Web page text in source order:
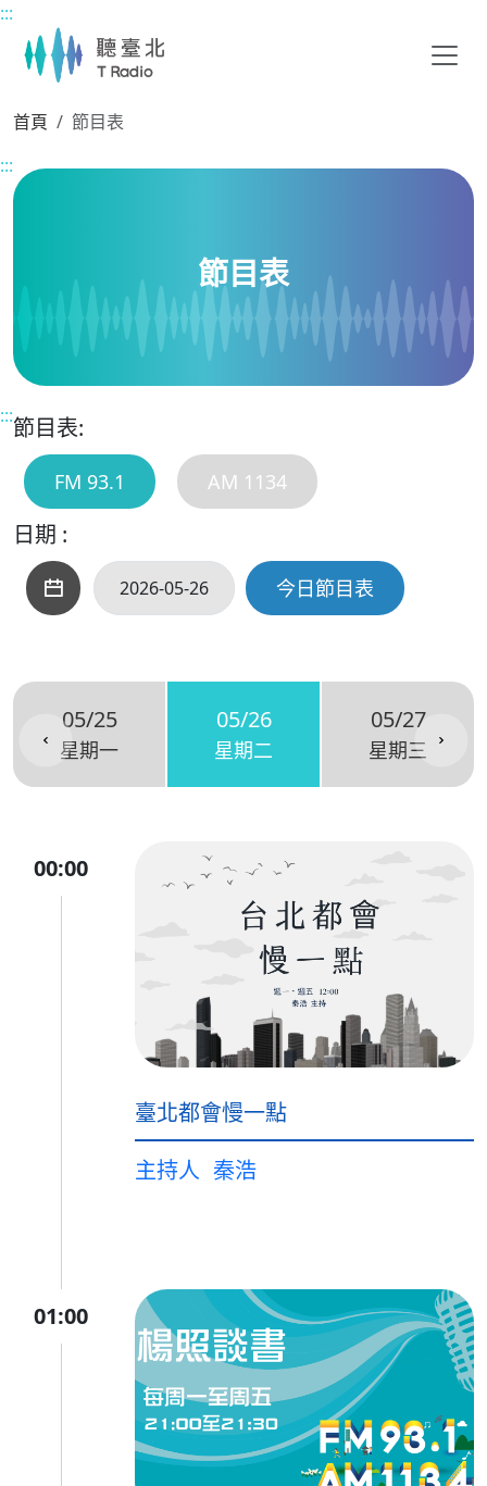
主要內容區塊
:::
首頁
節目表
:::
節目表
:::節目表:
FM 93.1 AM 1134
日期 :
今日節目表
05/25
星期一
05/26
星期二
05/27
星期三
00:00
臺北都會慢一點
主持人 秦浩
01:00